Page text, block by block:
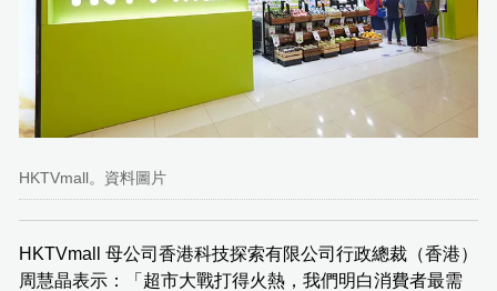
HKTVmall。資料圖片
HKTVmall 母公司香港科技探索有限公司行政總裁（香港）
周慧晶表示：「超市大戰打得火熱，我們明白消費者最需